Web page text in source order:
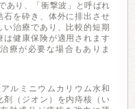
あり、「衝撃波」と呼ばれ
を砕き、体外に排出させ
治療であり、比較的短期
健康保険が適用されます
療が必要な場合もありま
ルミニウムカリウム水和
（ジオン）を内痔核（い